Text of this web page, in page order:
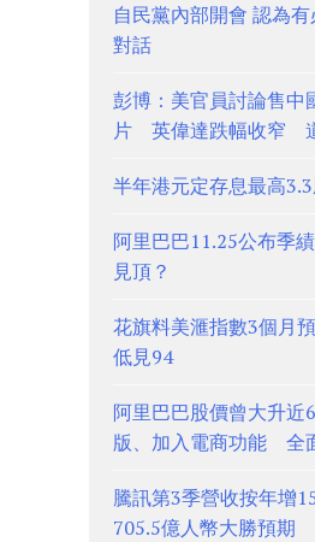
自民黨內部開會 認為
對話
彭博：美官員討論售中
片 英偉達跌幅收窄
半年港元定存息最高
阿里巴巴11.25公布季
見頂？
花旗料美滙指數3個月
低見94
阿里巴巴股價曾大升
版、加入電商功能 全
騰訊第3季營收按年增
705.5億人幣大勝預期